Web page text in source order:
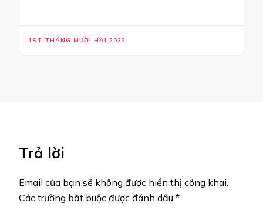
1ST THÁNG MƯỜI HAI 2022
Trả lời
Email của bạn sẽ không được hiển thị công khai.
Các trường bắt buộc được đánh dấu *